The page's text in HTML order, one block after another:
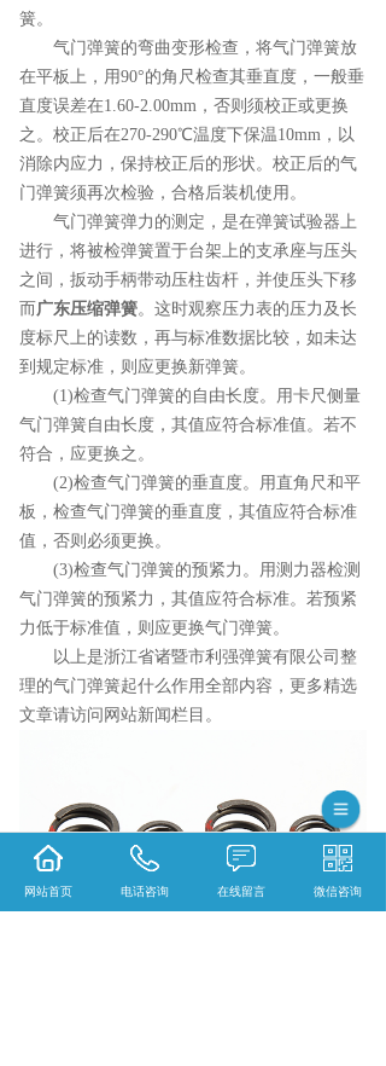
簧。
气门弹簧的弯曲变形检查，将气门弹簧放
在平板上，用90°的角尺检查其垂直度，一般垂
直度误差在1.60-2.00mm，否则须校正或更换
之。校正后在270-290℃温度下保温10mm，以
消除内应力，保持校正后的形状。校正后的气
门弹簧须再次检验，合格后装机使用。
气门弹簧弹力的测定，是在弹簧试验器上
进行，将被检弹簧置于台架上的支承座与压头
之间，扳动手柄带动压柱齿杆，并使压头下移
而广东压缩弹簧。这时观察压力表的压力及长
度标尺上的读数，再与标准数据比较，如未达
到规定标准，则应更换新弹簧。
(1)检查气门弹簧的自由长度。用卡尺侧量
气门弹簧自由长度，其值应符合标准值。若不
符合，应更换之。
(2)检查气门弹簧的垂直度。用直角尺和平
板，检查气门弹簧的垂直度，其值应符合标准
值，否则必须更换。
(3)检查气门弹簧的预紧力。用测力器检测
气门弹簧的预紧力，其值应符合标准。若预紧
力低于标准值，则应更换气门弹簧。
以上是浙江省诸暨市利强弹簧有限公司整
理的气门弹簧起什么作用全部内容，更多精选
文章请访问网站新闻栏目。
网站首页 电话咨询 在线留言 微信咨询